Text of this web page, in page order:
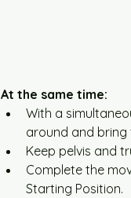
At the same time:
With a
around and
Keep pelvis and
Complete the
Starting Position.